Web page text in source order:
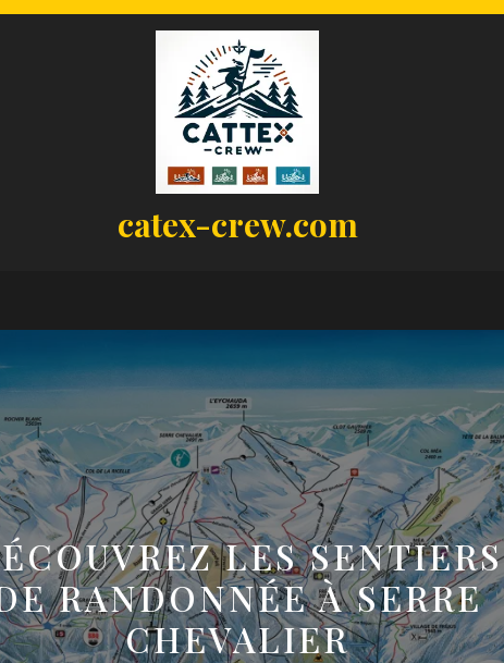
catex-crew.com
LES SENTIERS
RANDONNÉE À SERRE
CHEVALIER